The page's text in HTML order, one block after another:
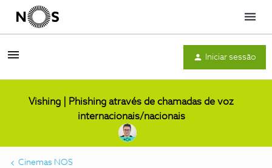
Menu
Iniciar sessão
Vishing | Phishing através de chamadas de voz
internacionais/nacionais
Cinemas NOS